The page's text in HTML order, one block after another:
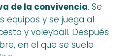
de la convivencia. Se
equipos y se juega al
y voleyball. Después
en el que se suele